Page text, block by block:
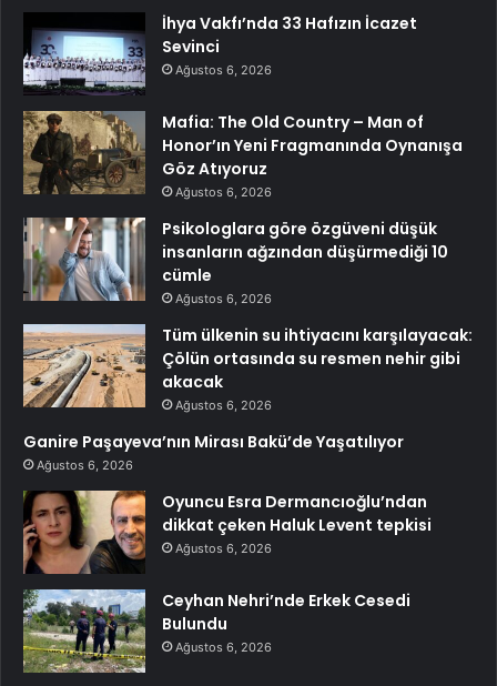
İhya Vakfı’nda 33 Hafızın İcazet
Sevinci
Ağustos 6, 2026
Mafia: The Old Country – Man of
Honor’ın Yeni Fragmanında Oynanışa
Göz Atıyoruz
Ağustos 6, 2026
Psikologlara göre özgüveni düşük
insanların ağzından düşürmediği 10
cümle
Ağustos 6, 2026
Tüm ülkenin su ihtiyacını karşılayacak:
Çölün ortasında su resmen nehir gibi
akacak
Ağustos 6, 2026
Ganire Paşayeva’nın Mirası Bakü’de Yaşatılıyor
Ağustos 6, 2026
Oyuncu Esra Dermancıoğlu’ndan
dikkat çeken Haluk Levent tepkisi
Ağustos 6, 2026
Ceyhan Nehri’nde Erkek Cesedi
Bulundu
Ağustos 6, 2026